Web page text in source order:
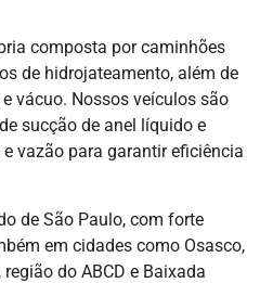
composta por caminhões
de hidrojateamento, além de
vácuo. Nossos veículos são
sucção de anel líquido e
vazão para garantir eficiência
de São Paulo, com forte
em cidades como Osasco,
do ABCD e Baixada